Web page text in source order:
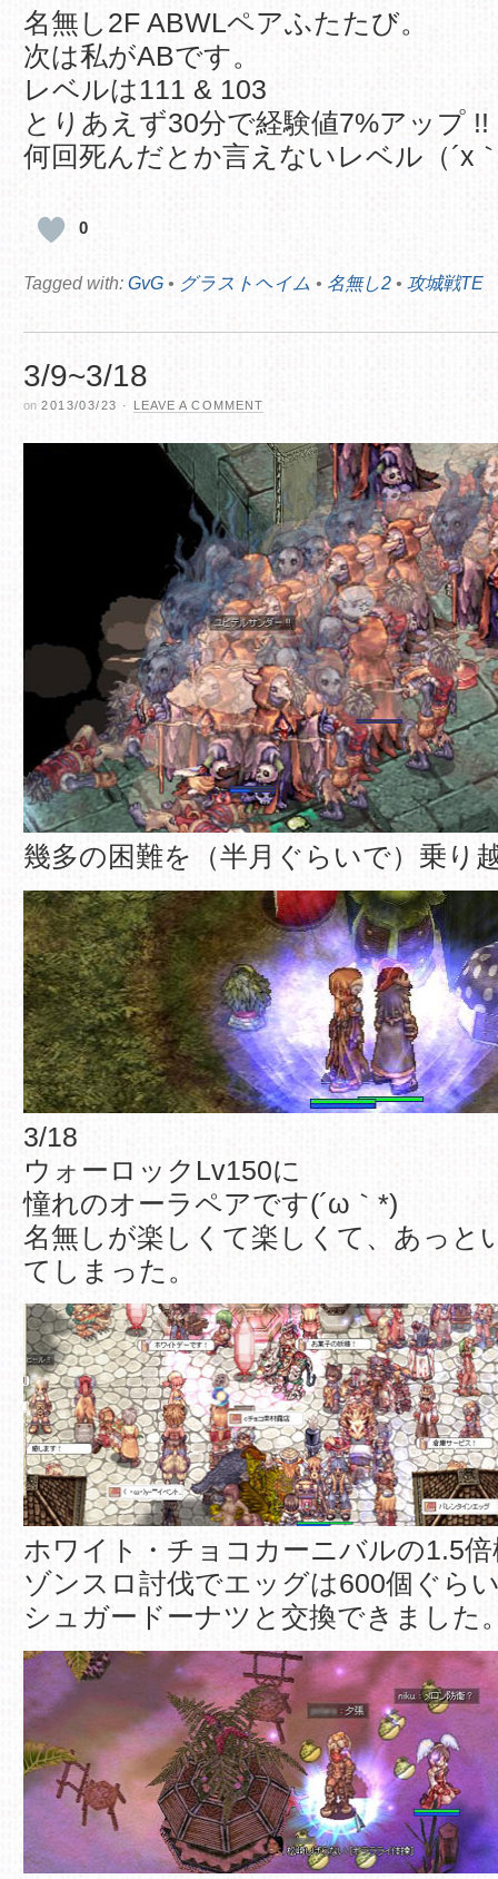
名無し2F ABWLペアふたたび。
次は私がABです。
レベルは111 & 103
とりあえず30分で経験値7%アップ !!
何回死んだとか言えないレベル（´x
0
Tagged with: GvG • グラストヘイム • 名無し2 • 攻城戦TE
3/9~3/18
on 2013/03/23 · LEAVE A COMMENT
幾多の困難を（半月ぐらいで）乗り
3/18
ウォーロックLv150に
憧れのオーラペアです(´ω｀*)
名無しが楽しくて楽しくて、あっと
てしまった。
ホワイト・チョコカーニバルの1.5倍
ゾンスロ討伐でエッグは600個ぐら
シュガードーナツと交換できました